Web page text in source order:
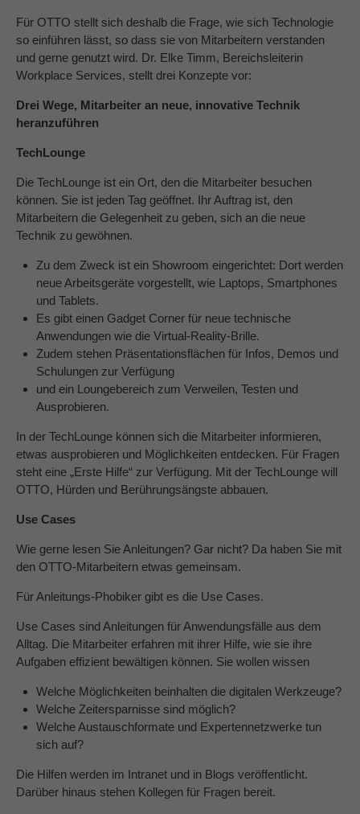
Für OTTO stellt sich deshalb die Frage, wie sich Technologie
so einführen lässt, so dass sie von Mitarbeitern verstanden
und gerne genutzt wird. Dr. Elke Timm, Bereichsleiterin
Workplace Services, stellt drei Konzepte vor:
Drei Wege, Mitarbeiter an neue, innovative Technik
heranzuführen
TechLounge
Die TechLounge ist ein Ort, den die Mitarbeiter besuchen
können. Sie ist jeden Tag geöffnet. Ihr Auftrag ist, den
Mitarbeitern die Gelegenheit zu geben, sich an die neue
Technik zu gewöhnen.
Zu dem Zweck ist ein Showroom eingerichtet: Dort werden
neue Arbeitsgeräte vorgestellt, wie Laptops, Smartphones
und Tablets.
Es gibt einen Gadget Corner für neue technische
Anwendungen wie die Virtual-Reality-Brille.
Zudem stehen Präsentationsflächen für Infos, Demos und
Schulungen zur Verfügung
und ein Loungebereich zum Verweilen, Testen und
Ausprobieren.
In der TechLounge können sich die Mitarbeiter informieren,
etwas ausprobieren und Möglichkeiten entdecken. Für Fragen
steht eine „Erste Hilfe“ zur Verfügung. Mit der TechLounge will
OTTO, Hürden und Berührungsängste abbauen.
Use Cases
Wie gerne lesen Sie Anleitungen? Gar nicht? Da haben Sie mit
den OTTO-Mitarbeitern etwas gemeinsam.
Für Anleitungs-Phobiker gibt es die Use Cases.
Use Cases sind Anleitungen für Anwendungsfälle aus dem
Alltag. Die Mitarbeiter erfahren mit ihrer Hilfe, wie sie ihre
Aufgaben effizient bewältigen können. Sie wollen wissen
Welche Möglichkeiten beinhalten die digitalen Werkzeuge?
Welche Zeitersparnisse sind möglich?
Welche Austauschformate und Expertennetzwerke tun
sich auf?
Die Hilfen werden im Intranet und in Blogs veröffentlicht.
Darüber hinaus stehen Kollegen für Fragen bereit.